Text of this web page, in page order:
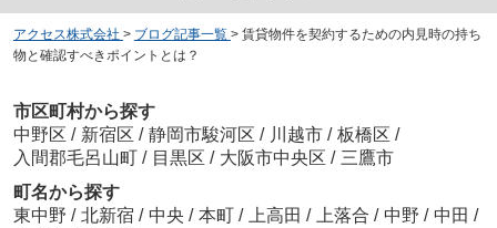
アクセス株式会社 > ブログ記事一覧 > 賃貸物件を契約するための内見時の持ち
物と確認すべきポイントとは？
市区町村から探す
中野区 / 新宿区 / 静岡市駿河区 / 川越市 / 板橋区 /
入間郡毛呂山町 / 目黒区 / 大阪市中央区 / 三鷹市
町名から探す
東中野 / 北新宿 / 中央 / 本町 / 上高田 / 上落合 / 中野 / 中田 /